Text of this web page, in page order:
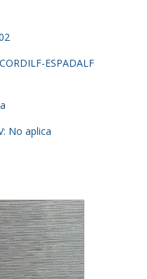
ESPADALF
No aplica